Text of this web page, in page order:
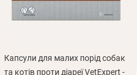
Капсули для малих порід собак
та котів проти діареї VetExpert -